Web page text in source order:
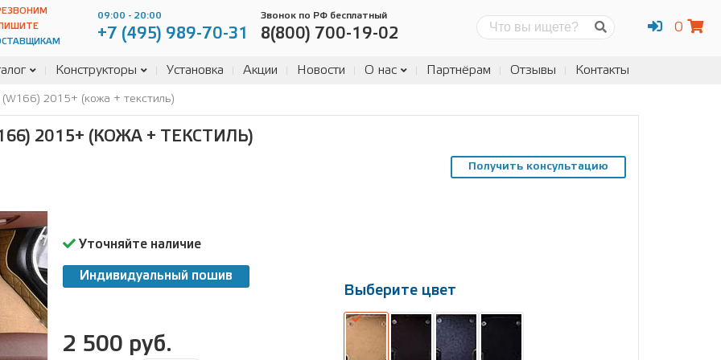
09:00 - 20:00
+7 (495) 989-70-31
Звонок по РФ бесплатный
8(800) 700-19-02 0
Конструкторы Установка Акции Новости О нас Партнёрам Отзывы Контакты
(W166) 2015+ (кожа + текстиль)
2015+ (КОЖА + ТЕКСТИЛЬ)
Получить консультацию
Уточняйте наличие
Индивидуальный пошив
2 500 руб.
Выберите цвет
Выберите